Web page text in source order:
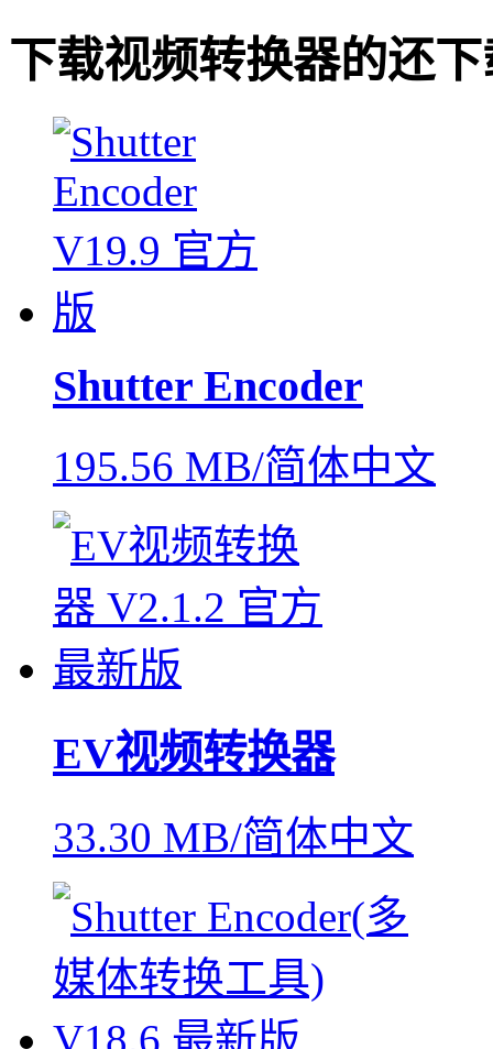
下载视频转换器的还
Shutter Encoder
195.56 MB/简体中文
EV视频转换器
33.30 MB/简体中文